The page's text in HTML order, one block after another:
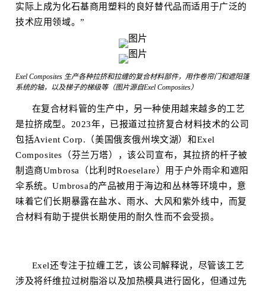
实际上成为化石基商用塑料的良好替代品而适用于广泛的
技术应用领域。”
Exel Composites 生产各种拉挤和拉缠的复合材料部件，用作卷帘门和遮阳篷
系统的轴，以及梯子的梯级等（图片源自Exel Composites）
在复合材料管的生产中，另一种使用越来越多的工艺
是拉挤成型。2023年，已报道过拉挤复合材料技术的公司
包括Avient Corp.（美国俄亥俄州埃文湖）和Exel
Composites（芬兰万塔），该公司宣布，其拉挤的杆子被
制造商Umbrosa（比利时Roeselare）用于户外雨伞和遮阳
伞系统。Umbrosa的产品被用于海边和丛林等环境中，意
味着它们长期暴露在盐水、雨水、大风和紫外线中，而复
合材料有助于提供长期使用的耐久性而不会受损。
Exel还专注于拉缠工艺，该公司解释说，尽管该工艺
涉及将纤维拉过树脂浴以及加热模具进行固化，但通过先